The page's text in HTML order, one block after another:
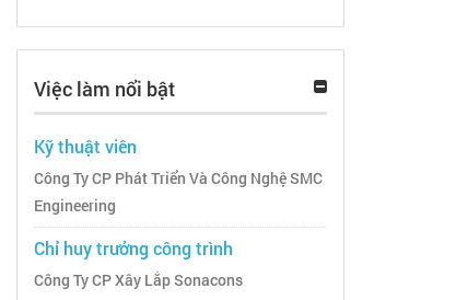
Việc làm nổi bật
Kỹ thuật viên
Công Ty CP Phát Triển Và Công Nghệ SMC
Engineering
Chỉ huy trưởng công trình
Công Ty CP Xây Lắp Sonacons